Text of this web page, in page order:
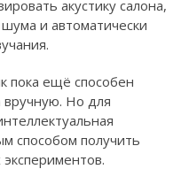
акустику салона,
и автоматически
пока ещё способен
вручную. Но для
способом получить